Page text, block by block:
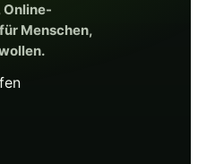
Online-
Menschen,